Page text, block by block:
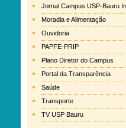
Jornal Campus USP-Bauru
Moradia e Alimentação
Ouvidoria
PAPFE-PRIP
Plano Diretor do Campus
Portal da Transparência
Saúde
Transporte
TV USP Bauru